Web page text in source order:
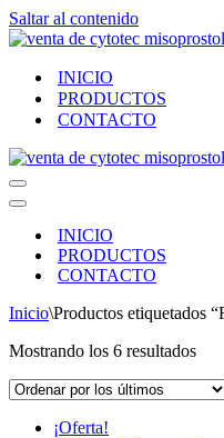
Saltar al contenido
INICIO
PRODUCTOS
CONTACTO
Menú
de
Menú
navegación
INICIO
PRODUCTOS
CONTACTO
Inicio\Productos etiquetados
Mostrando los 6 resultados
los
¡Oferta!